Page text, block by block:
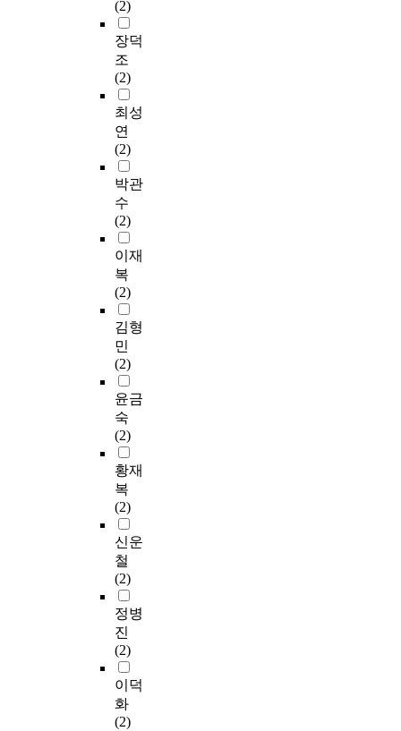
(2)
장덕
조
(2)
최성
연
(2)
박관
수
(2)
이재
복
(2)
김형
민
(2)
윤금
숙
(2)
황재
복
(2)
신운
철
(2)
정병
진
(2)
이덕
화
(2)